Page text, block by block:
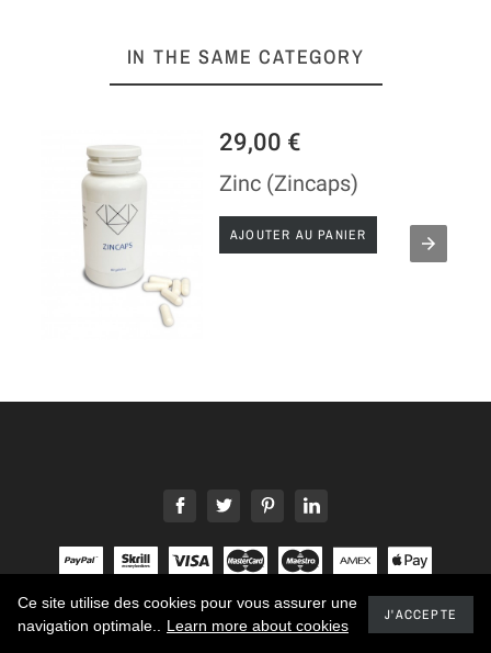
IN THE SAME CATEGORY
116,00 €
AJOUTER AU PANIER
2021 - Developed by promokit.eu
Ce site utilise des cookies pour vous assurer une
navigation optimale..
Learn more about cookies
J'ACCEPTE